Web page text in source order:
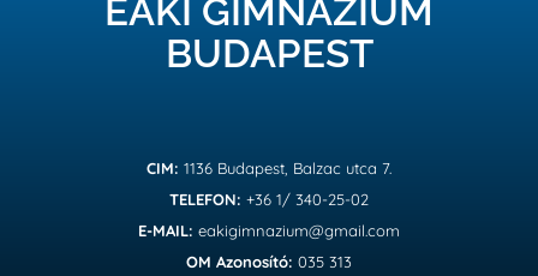
EAKI GIMNÁZIUM
BUDAPEST
CIM: 1136 Budapest, Balzac utca 7.
TELEFON: +36 1/ 340-25-02
E-MAIL: eakigimnazium@gmail.com
OM Azonosító: 035 313